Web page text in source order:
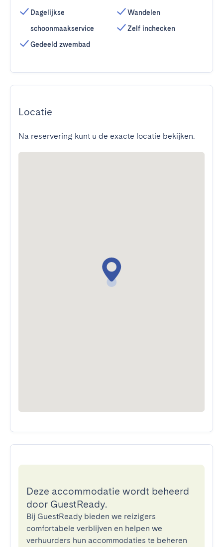
Dagelijkse
schoonmaakservice
Gedeeld zwembad
Wandelen
Zelf inchecken
Locatie
Na reservering kunt u de exacte locatie bekijken.
Deze accommodatie wordt beheerd
door GuestReady.
Bij GuestReady bieden we reizigers
comfortabele verblijven en helpen we
verhuurders hun accommodaties te beheren